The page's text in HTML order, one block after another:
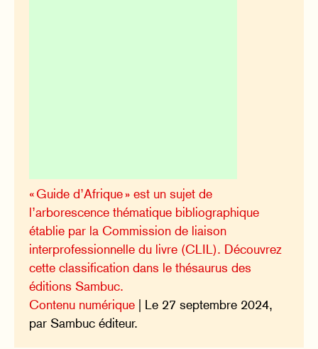
« Guide d’Afrique » est un sujet de
l’arborescence thématique bibliographique
établie par la Commission de liaison
interprofessionnelle du livre (CLIL). Découvrez
cette classification dans le thésaurus des
éditions Sambuc.
Contenu numérique | Le 27 septembre 2024,
par Sambuc éditeur.